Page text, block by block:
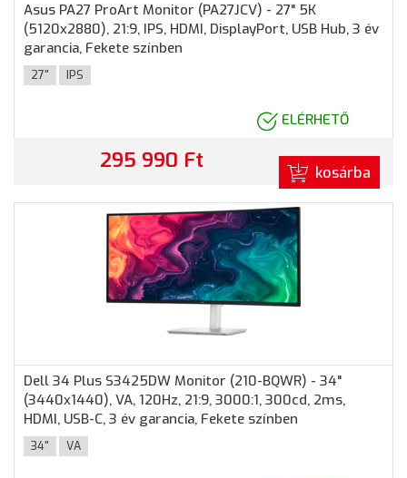
Asus PA27 ProArt Monitor (PA27JCV) - 27" 5K
(5120x2880), 21:9, IPS, HDMI, DisplayPort, USB Hub, 3 év
garancia, Fekete színben
27" IPS
ELÉRHETŐ
295 990 Ft kosárba
Dell 34 Plus S3425DW Monitor (210-BQWR) - 34"
(3440x1440), VA, 120Hz, 21:9, 3000:1, 300cd, 2ms,
HDMI, USB-C, 3 év garancia, Fekete színben
34" VA